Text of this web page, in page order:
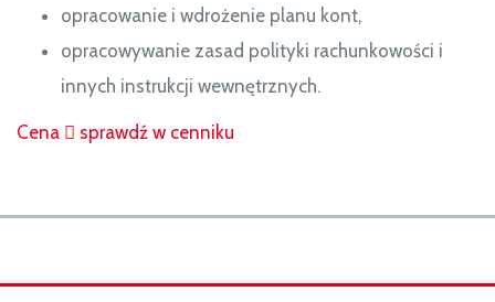
opracowanie i wdrożenie planu kont,
opracowywanie zasad polityki rachunkowości i
innych instrukcji wewnętrznych.
Cena  sprawdź w cenniku